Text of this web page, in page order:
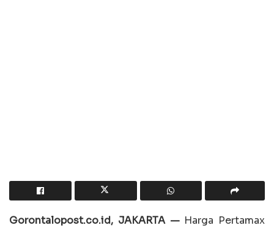
Gorontalopost.co.id, JAKARTA —Harga Pertamax